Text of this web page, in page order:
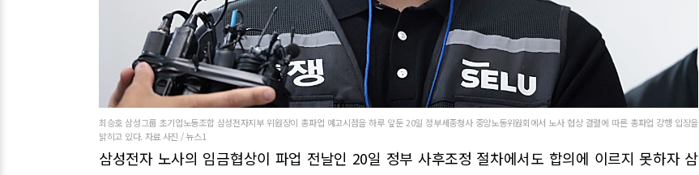
최승호 삼성그룹 초기업노동조합 삼성전자지부 위원장이 총파업 예고시점을 하루 앞둔 20일 정부세종청사 중앙노동위원회에서 노사 협상 결렬에 따른 총파업 강행 입장을
밝히고 있다. 자료 사진 / 뉴스1
삼성전자 노사의 임금협상이 파업 전날인 20일 정부 사후조정 절차에서도 합의에 이르지 못하자 삼